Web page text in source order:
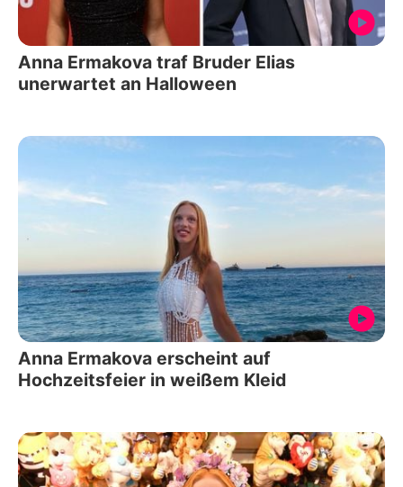
Anna Ermakova traf Bruder Elias
unerwartet an Halloween
Anna Ermakova erscheint auf
Hochzeitsfeier in weißem Kleid